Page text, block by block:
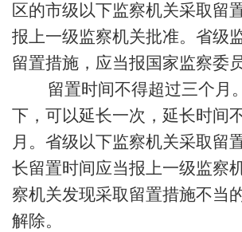
区的市级以下监察机关采取留
报上一级监察机关批准。省级
留置措施，应当报国家监察委
留置时间不得超过三个月
下，可以延长一次，延长时间
月。省级以下监察机关采取留
长留置时间应当报上一级监察
察机关发现采取留置措施不当
解除。